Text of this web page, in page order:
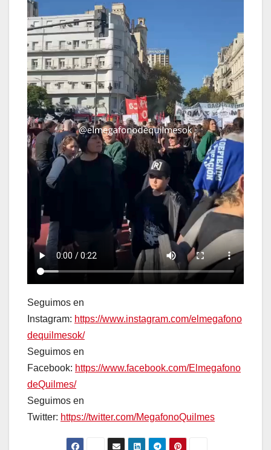
Seguimos en
Instagram: https://www.instagram.com/elmegafono
dequilmesok/
Seguimos en
Facebook: https://www.facebook.com/Elmegafono
deQuilmes/
Seguimos en
Twitter: https://twitter.com/MegafonoQuilmes